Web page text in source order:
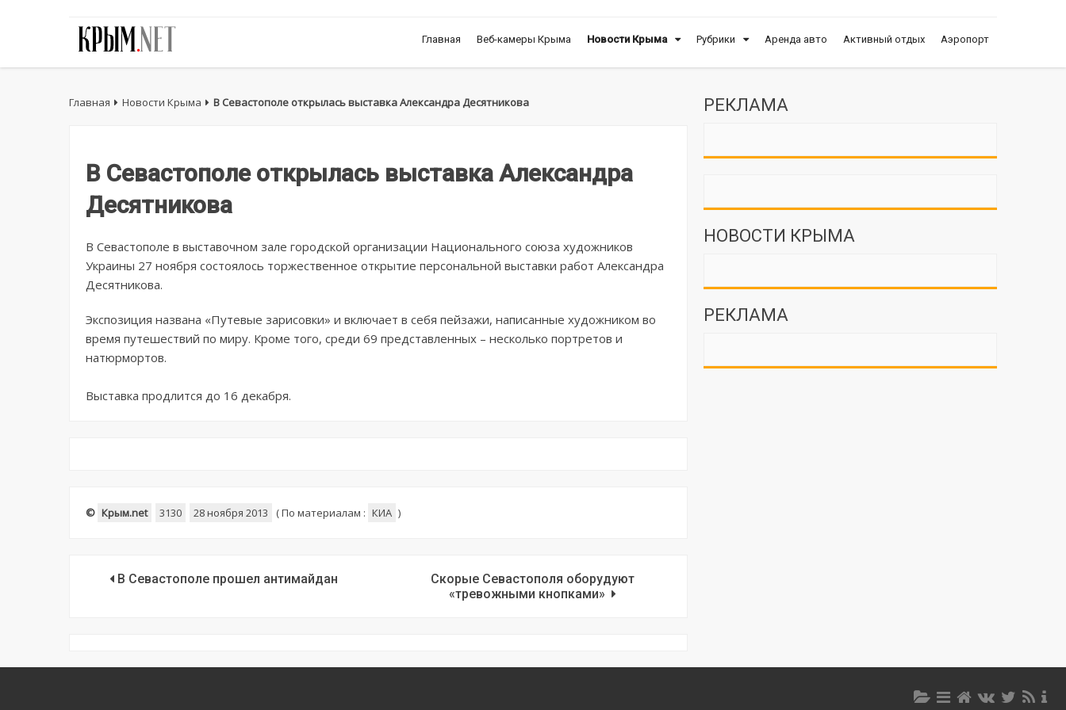
Главная Веб-камеры Крыма Новости Крыма Рубрики Аренда авто Активный отдых Аэропорт
Главная Новости Крыма В Севастополе открылась выставка Александра Десятникова
В Севастополе открылась выставка Александра
Десятникова
В Севастополе в выставочном зале городской организации Национального союза художников
Украины 27 ноября состоялось торжественное открытие персональной выставки работ Александра
Десятникова.
Экспозиция названа «Путевые зарисовки» и включает в себя пейзажи, написанные художником во
время путешествий по миру. Кроме того, среди 69 представленных – несколько портретов и
натюрмортов.
Выставка продлится до 16 декабря.
© Крым.net 3130 28 ноября 2013 (По материалам : КИА )
В Севастополе прошел антимайдан
Скорые Севастополя оборудуют
«тревожными кнопками»
РЕКЛАМА
НОВОСТИ КРЫМА
РЕКЛАМА